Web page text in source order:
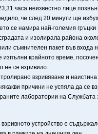
часа неизвестно лице
че след 20 минути ще
се намира най-големия гръцки
и изолирала района
съмнителен пакет във
изпълни крайното време,
не се взривило.
взривяване и
причини не успяла да се
лаборатории на Службата
устройство е